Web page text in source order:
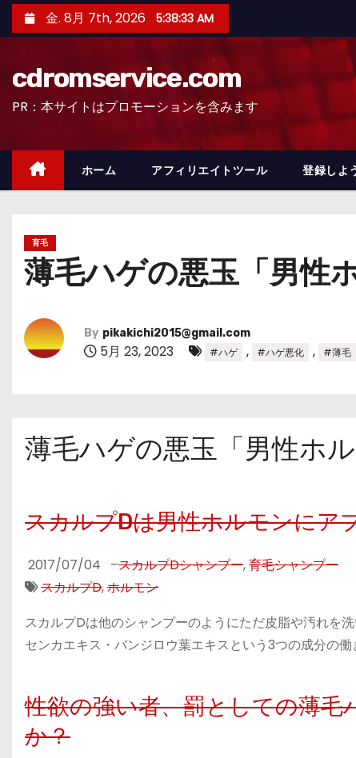
ン
ッ
金. 8月 7th, 2026 5:38:34 AM
cdromservice.com
PR：本サイトはプロモーションを含みます
ホーム アフィリエイトツール 登録しよ
育毛
薄毛ハゲの悪玉「男性
By pikakichi2015@gmail.com
5月 23, 2023 #ハゲ , #ハゲ悪化 , #薄毛
薄毛ハゲの悪玉「男性ホ
スカルプDは男性ホルモンにア
2017/07/04 –スカルプDシャンプー,育毛シャンプー
スカルプD,ホルモン
スカルプDは他のシャンプーのようにただ皮脂や汚れを
センカエキス・バンジロウ葉エキスという3つの成分の
性欲の強い者、罰としての薄
か？